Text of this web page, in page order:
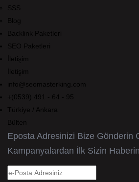
SSS
Blog
Backlink Paketleri
SEO Paketleri
İletişim
İletişim
info@seomasterking.com
+(0539) 491 - 64 - 95
Türkiye / Ankara
Bülten
Eposta Adresinizi Bize Gönderin
Kampanyalardan İlk Sizin